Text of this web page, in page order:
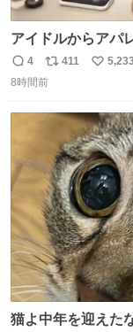
アイドルからアパ
ドシちゃん、入社
懸命PRしててほ
返
信
4
リ
ポ
411
い
数
5,233
8時間前
猫よ中年を迎えた